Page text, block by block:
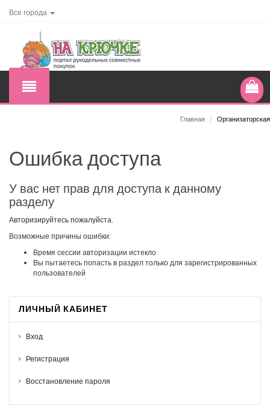
Все города
Главная / Организаторская
Ошибка доступа
У вас нет прав для доступа к данному
разделу
Авторизируйтесь пожалуйста.
Возможные причины ошибки:
Время сессии авторизации истекло
Вы пытаетесь попасть в раздел только для зарегистрированных
пользователей
ЛИЧНЫЙ КАБИНЕТ
Вход
Регистрация
Восстановление пароля